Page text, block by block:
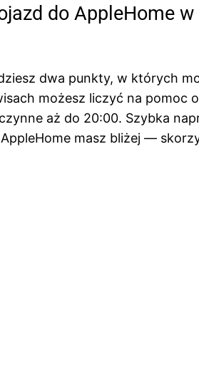
do AppleHome w
dwa punkty, w których
możesz liczyć na pomoc
aż do 20:00. Szybka
masz bliżej —